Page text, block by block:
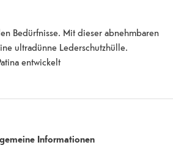
Bedürfnisse. Mit dieser abnehmbaren
ultradünne Lederschutzhülle.
entwickelt
Informationen